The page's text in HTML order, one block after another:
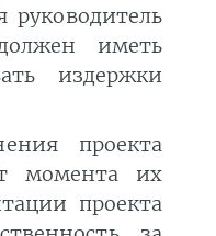
руководитель
иметь
издержки
проекта
момента их
проекта